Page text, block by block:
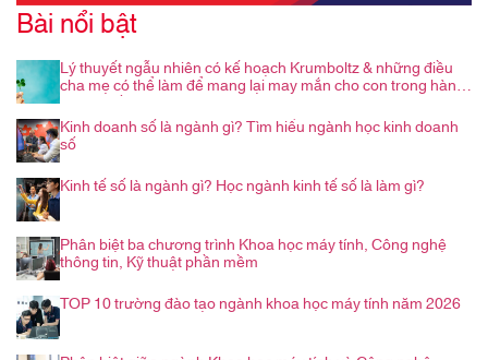
Bài nổi bật
Lý thuyết ngẫu nhiên có kế hoạch Krumboltz & những điều
cha mẹ có thể làm để mang lại may mắn cho con trong hành
trình nghề nghiệp
Kinh doanh số là ngành gì? Tìm hiểu ngành học kinh doanh
số
Kinh tế số là ngành gì? Học ngành kinh tế số là làm gì?
Phân biệt ba chương trình Khoa học máy tính, Công nghệ
thông tin, Kỹ thuật phần mềm
TOP 10 trường đào tạo ngành khoa học máy tính năm 2026